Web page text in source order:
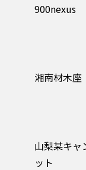
900nexus
湘南材木
山梨某キ
ット